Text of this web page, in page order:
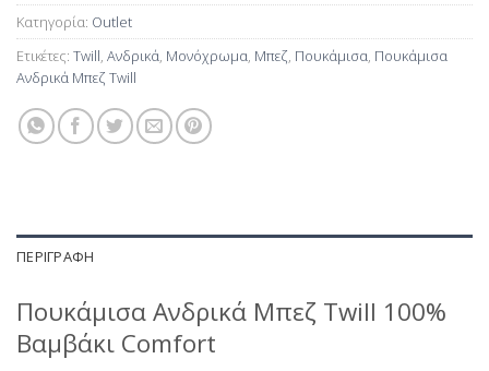
Κατηγορία: Outlet
Ετικέτες: Twill, Ανδρικά, Μονόχρωμα, Μπεζ, Πουκάμισα, Πουκάμισα
Ανδρικά Μπεζ Twill
ΠΕΡΙΓΡΑΦΉ
Πουκάμισα Ανδρικά Μπεζ Twill 100%
Βαμβάκι Comfort